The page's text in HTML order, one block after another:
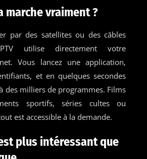
marche vraiment ?
par des satellites ou des câbles
utilise directement votre
Vous lancez une application,
et en quelques secondes
des milliers de programmes. Films
sportifs, séries cultes ou
est accessible à la demande.
plus intéressant que